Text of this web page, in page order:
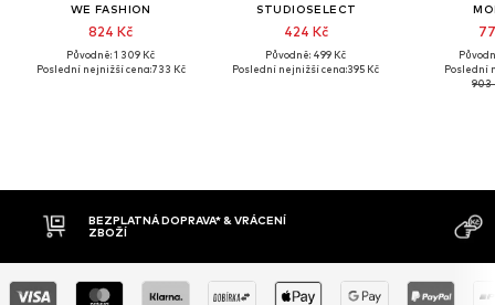
WE FASHION
824 Kč
Původně: 1 309 Kč
Poslední nejnižší cena:733 Kč
STUDIOSELECT
424 Kč
Původně: 499 Kč
Poslední nejnižší cena:395 Kč
Poslední
903
DOBÍRKA
MOŽNOST